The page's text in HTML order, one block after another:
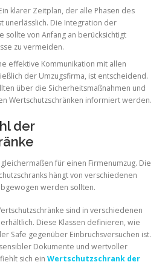
klarer Zeitplan, der alle Phasen des
unerlässlich. Die Integration der
sollte von Anfang an berücksichtigt
zu vermeiden.
effektive Kommunikation mit allen
der Umzugsfirma, ist entscheidend.
über die Sicherheitsmaßnahmen und
Wertschutzschränken informiert werden.
der
für einen Firmenumzug. Die
hängt von verschiedenen
werden sollten.
sind in verschiedenen
Diese Klassen definieren, wie
Safe gegenüber Einbruchsversuchen ist.
Dokumente und wertvoller
sich ein Wertschutzschrank der